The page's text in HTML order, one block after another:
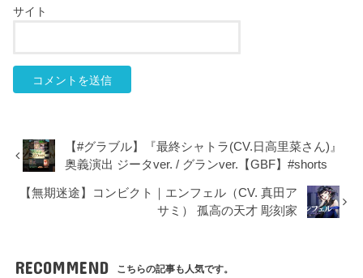
サイト
【#グラブル】『最終シャトラ(CV.日高里菜さん)』
奥義演出 ジータver. / グランver.【GBF】#shorts
【無期迷途】コンビクト｜エンフェル（CV. 真田ア
サミ） 孤高の天才 彫刻家
RECOMMEND こちらの記事も人気です。